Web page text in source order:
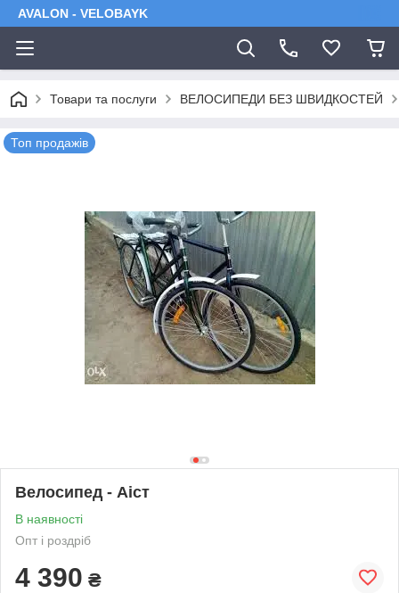
AVALON - VELOBAYK
Товари та послуги ВЕЛОСИПЕДИ БЕЗ ШВИДКОСТЕЙ
Топ продажів
Велосипед - Аіст
В наявності
Опт і роздріб
4 390 ₴